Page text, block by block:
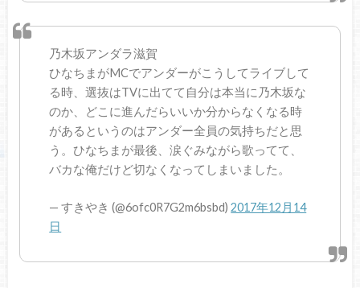
乃木坂アンダラ滋賀
ひなちまがMCでアンダーがこうしてライブして
る時、選抜はTVに出てて自分は本当に乃木坂な
のか、どこに進んだらいいか分からなくなる時
があるというのはアンダー全員の気持ちだと思
う。ひなちまが最後、涙ぐみながら歌ってて、
バカな俺だけど切なくなってしまいました。
— すきやき (@6ofc0R7G2m6bsbd)2017年12月14
日